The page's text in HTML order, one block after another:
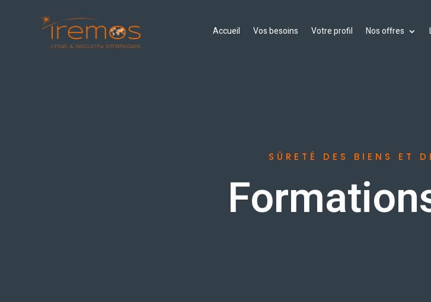
Accueil Vos besoins Votre profil Nos offres
SÛRETÉ DES BIENS ET